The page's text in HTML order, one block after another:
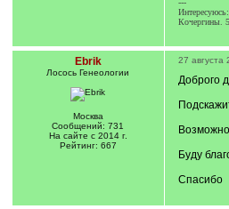
---
Кочергины.
Ebrik
Лосось Генеологии
Москва
Сообщений: 731
На сайте с 2014 г.
Рейтинг: 667
27 августа
Доброго
Буду
Спасибо